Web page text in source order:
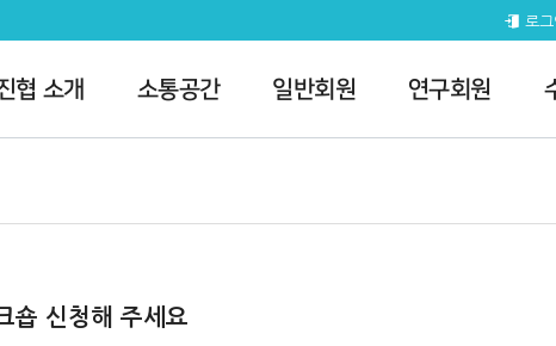
로그
협 소개 소통공간 일반회원 연구회원
숍 신청해 주세요